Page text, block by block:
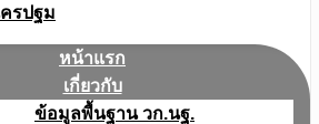
หน้าแรก
เกี่ยวกับ
ข้อมูลพื้นฐาน วก.นฐ.